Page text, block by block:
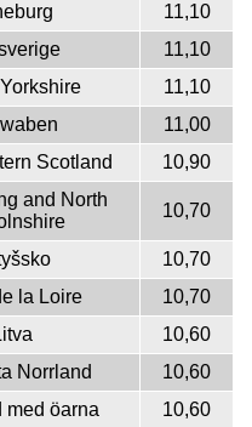
11,10
11,10
11,10
11,00
Scotland 10,90
and North
10,70
10,70
la Loire
10,70
10,60
Norrland
10,60
med öarna
10,60